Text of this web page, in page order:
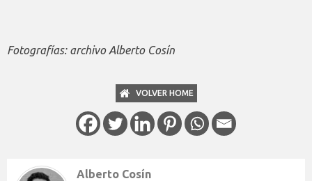
Fotografías: archivo Alberto Cosín
VOLVER HOME
Alberto Cosín